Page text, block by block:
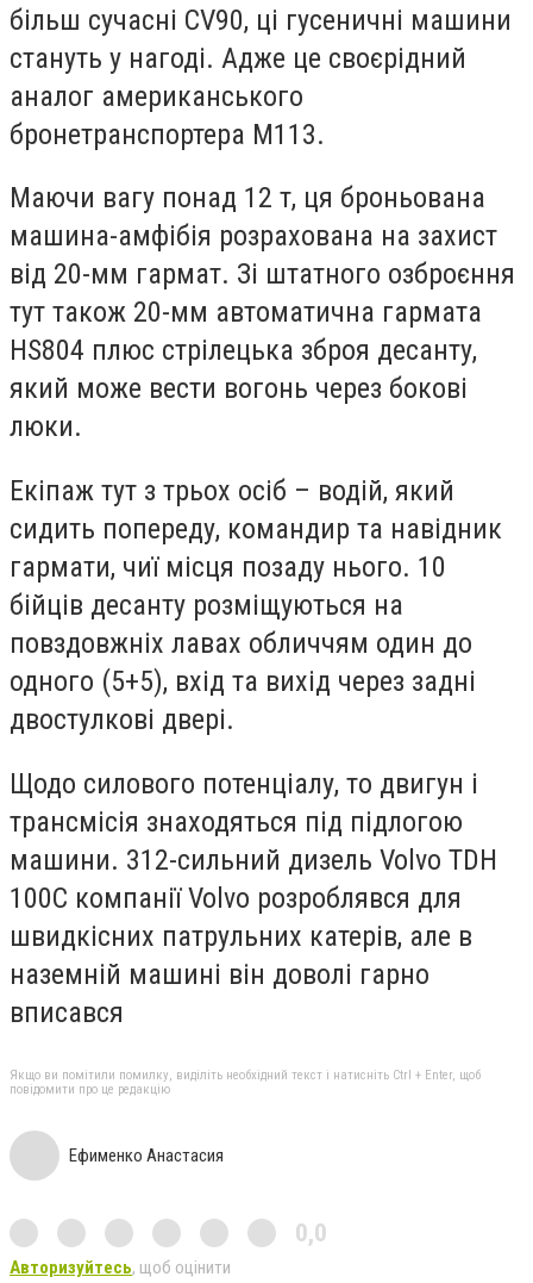
більш сучасні CV90, ці гусеничні машини
стануть у нагоді. Адже це своєрідний
аналог американського
бронетранспортера M113.
Маючи вагу понад 12 т, ця броньована
машина-амфібія розрахована на захист
від 20-мм гармат. Зі штатного озброєння
тут також 20-мм автоматична гармата
HS804 плюс стрілецька зброя десанту,
який може вести вогонь через бокові
люки.
Екіпаж тут з трьох осіб – водій, який
сидить попереду, командир та навідник
гармати, чиї місця позаду нього. 10
бійців десанту розміщуються на
повздовжніх лавах обличчям один до
одного (5+5), вхід та вихід через задні
двостулкові двері.
Щодо силового потенціалу, то двигун і
трансмісія знаходяться під підлогою
машини. 312-сильний дизель Volvo TDH
100C компанії Volvo розроблявся для
швидкісних патрульних катерів, але в
наземній машині він доволі гарно
вписався
Якщо ви помітили помилку, виділіть необхідний текст і натисніть Ctrl + Enter, щоб
повідомити про це редакцію
Ефименко Анастасия
0,0
Авторизуйтесь, щоб оцінити